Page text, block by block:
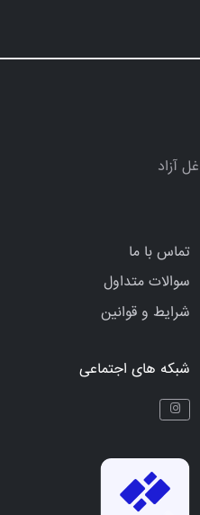
آزاد
تماس با ما
سوالات متداول
شرایط و قوانین
شبکه های اجتماعی